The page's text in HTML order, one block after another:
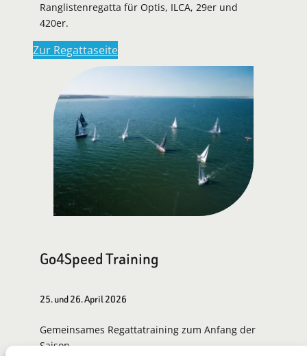
Ranglistenregatta für Optis, ILCA, 29er und
420er.
Zur Regattaseite
Go4Speed Training
25. und 26. April 2026
Gemeinsames Regattatraining zum Anfang der
Saison.